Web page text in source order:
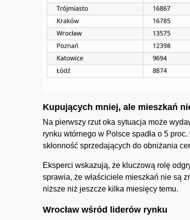
Kupujących mniej, ale mieszkań
Na pierwszy rzut oka sytuacja może
rynku wtórnego w Polsce spadła o 5
skłonność sprzedających do obniżania
Eksperci wskazują, że kluczową rolę
sprawia, że właściciele mieszkań nie są
niższe niż jeszcze kilka miesięcy temu.
Wrocław wśród liderów rynku